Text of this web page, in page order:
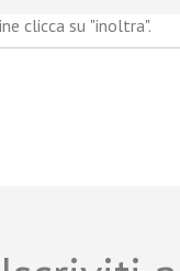
clicca su "inoltra".